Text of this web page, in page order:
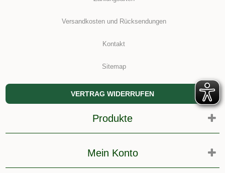
Versandkosten und Rücksendungen
Kontakt
Sitemap
VERTRAG WIDERRUFEN
Produkte
Mein Konto